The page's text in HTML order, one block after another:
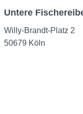
Untere
Willy-Brandt-Platz 2
50679 Köln